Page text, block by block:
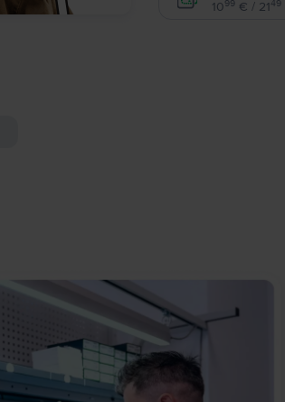
1099 € / 2149